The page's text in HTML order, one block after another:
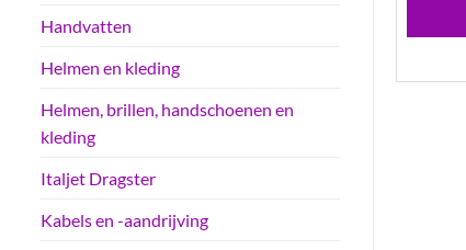
Handvatten
Helmen en kleding
Helmen, brillen, handschoenen en
kleding
Italjet Dragster
Kabels en -aandrijving